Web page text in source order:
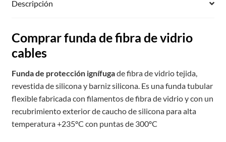
Descripción
Comprar funda de fibra de vidrio
cables
Funda de protección ignífugade fibra de vidrio tejida,
revestida de silicona y barniz silicona. Es una funda tubular
flexible fabricada con filamentos de fibra de vidrio y con un
recubrimiento exterior de caucho de silicona para alta
temperatura +235ºC con puntas de 300ºC